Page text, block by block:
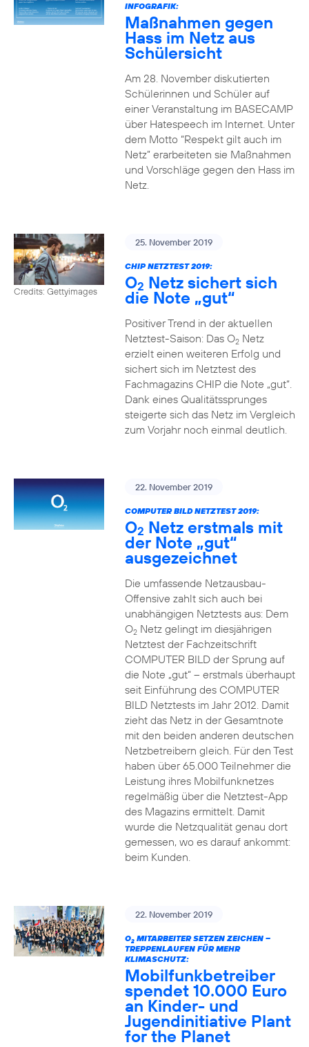
INFOGRAFIK:
Maßnahmen gegen
Hass im Netz aus
Schülersicht
Am 28. November diskutierten
Schülerinnen und Schüler auf
einer Veranstaltung im BASECAMP
über Hatespeech im Internet. Unter
dem Motto “Respekt gilt auch im
Netz” erarbeiteten sie Maßnahmen
und Vorschläge gegen den Hass im
Netz.
Credits: Gettyimages
25. November 2019
CHIP NETZTEST 2019:
O2 Netz sichert sich
die Note „gut“
Positiver Trend in der aktuellen
Netztest-Saison: Das O2Netz
erzielt einen weiteren Erfolg und
sichert sich im Netztest des
Fachmagazins CHIP die Note „gut“.
Dank eines Qualitätssprunges
steigerte sich das Netz im Vergleich
zum Vorjahr noch einmal deutlich.
22. November 2019
COMPUTER BILD NETZTEST 2019:
O2 Netz erstmals mit
der Note „gut“
ausgezeichnet
Die umfassende Netzausbau-
Offensive zahlt sich auch bei
unabhängigen Netztests aus: Dem
O2Netz gelingt im diesjährigen
Netztest der Fachzeitschrift
COMPUTER BILD der Sprung auf
die Note „gut“ – erstmals überhaupt
seit Einführung des COMPUTER
BILD Netztests im Jahr 2012. Damit
zieht das Netz in der Gesamtnote
mit den beiden anderen deutschen
Netzbetreibern gleich. Für den Test
haben über 65.000 Teilnehmer die
Leistung ihres Mobilfunknetzes
regelmäßig über die Netztest-App
des Magazins ermittelt. Damit
wurde die Netzqualität genau dort
gemessen, wo es darauf ankommt:
beim Kunden.
22. November 2019
O2MITARBEITER SETZEN ZEICHEN –
TREPPENLAUFEN FÜR MEHR
KLIMASCHUTZ:
Mobilfunkbetreiber
spendet 10.000 Euro
an Kinder- und
Jugendinitiative Plant
for the Planet